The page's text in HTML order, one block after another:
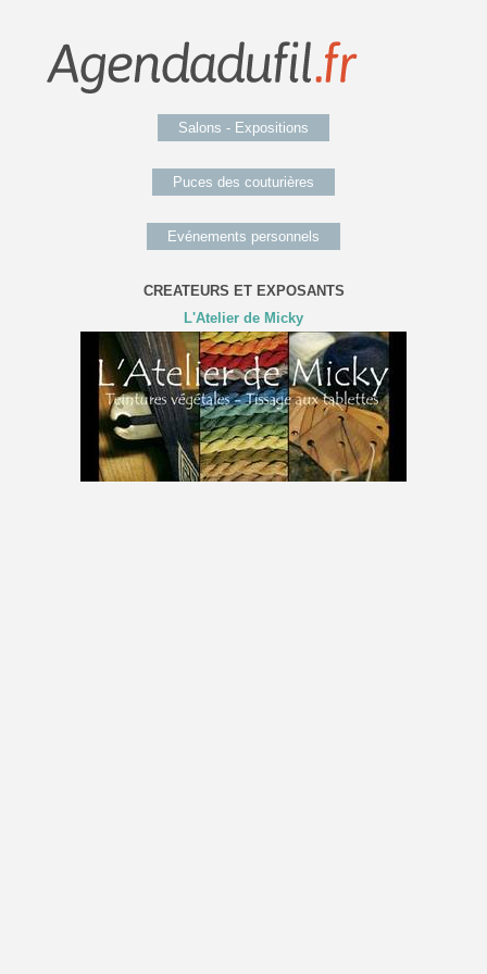
Salons - Expositions
Puces des couturières
Evénements personnels
CREATEURS ET EXPOSANTS
L'Atelier de Micky